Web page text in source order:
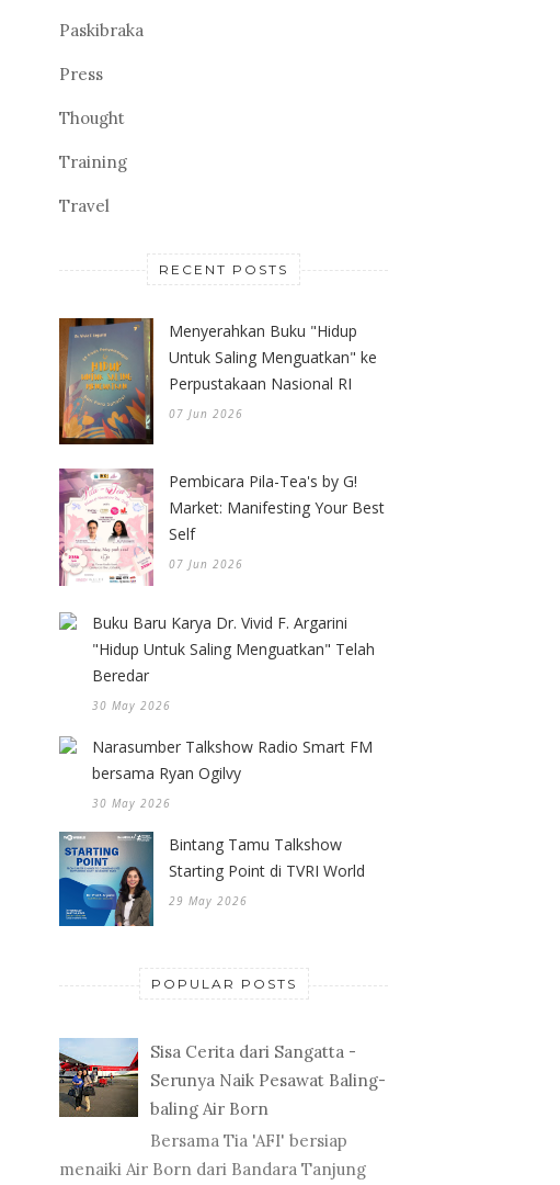
Paskibraka
Press
Thought
Training
Travel
RECENT POSTS
Menyerahkan Buku "Hidup
Untuk Saling Menguatkan" ke
Perpustakaan Nasional RI
07 Jun 2026
Pembicara Pila-Tea's by G!
Market: Manifesting Your Best
Self
07 Jun 2026
Buku Baru Karya Dr. Vivid F. Argarini
"Hidup Untuk Saling Menguatkan" Telah
Beredar
30 May 2026
Narasumber Talkshow Radio Smart FM
bersama Ryan Ogilvy
30 May 2026
Bintang Tamu Talkshow
Starting Point di TVRI World
29 May 2026
POPULAR POSTS
Sisa Cerita dari Sangatta -
Serunya Naik Pesawat Baling-
baling Air Born
Bersama Tia 'AFI' bersiap
menaiki Air Born dari Bandara Tanjung